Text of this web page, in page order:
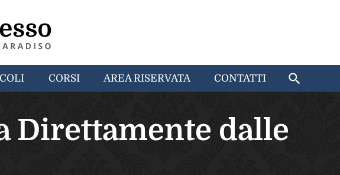
CORSI AREA RISERVATA CONTATTI
Direttamente dalle